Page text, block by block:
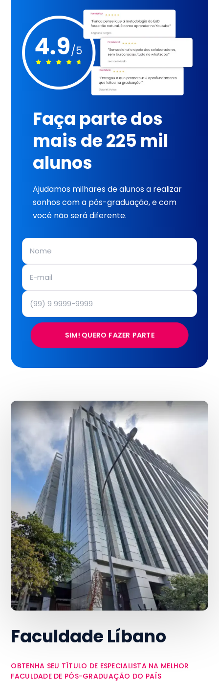
Faça parte dos
mais de 225 mil
alunos
Ajudamos milhares de alunos a realizar
sonhos com a pós-graduação, e com
você não será diferente.
SIM! QUERO FAZER PARTE
Faculdade Líbano
OBTENHA SEU TÍTULO DE ESPECIALISTA NA MELHOR
FACULDADE DE PÓS-GRADUAÇÃO DO PAÍS